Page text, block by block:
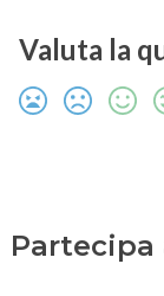
Valuta la